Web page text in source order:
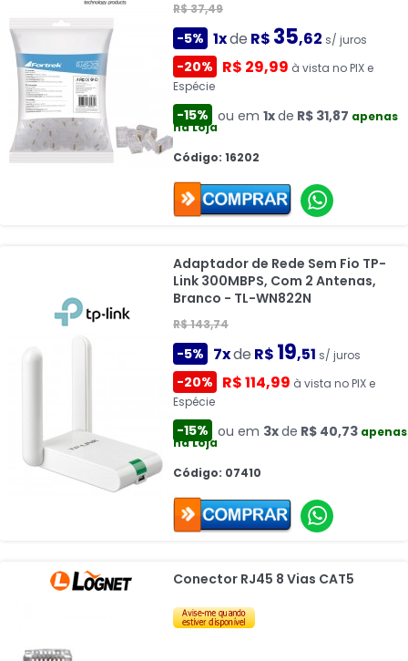
R$ 37,49
-5% 1xde R$ 35,62 s/ juros
-20% R$ 29,99 à vista no PIX e
Espécie
-15% ou em 1xde R$ 31,87 apenas
na Loja
Código: 16202
Adaptador de Rede Sem Fio TP-
Link 300MBPS, Com 2 Antenas,
Branco - TL-WN822N
R$ 143,74
-5% 7xde R$ 19,51 s/ juros
-20% R$ 114,99 à vista no PIX e
Espécie
-15% ou em 3xde R$ 40,73 apenas
na Loja
Código: 07410
Conector RJ45 8 Vias CAT5